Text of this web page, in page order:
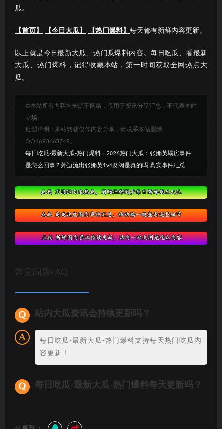
瓜。
【首页】 【今日大瓜】 【热门爆料】 每天都有新鲜内容更新。
以上就是今日最新大瓜、热门瓜爆料内容。每日吃瓜、看最新
大瓜、热门爆料，记得收藏本站，第一时间获取全网热点大
瓜。
©本站所有内容均来源于网络，仅用于资讯分享汇总，不代表本站
立场。
处理声明：本站转载仅作内容分享，请联系本站删除
QQ1693663749。
每日吃瓜-最新大瓜-热门爆料 » 2026热门大瓜：张娜英塌房事件
是怎么回事？外边流出张娜英1v4财阀是真的吗 真实事件汇总
常见问题FAQ
站内大瓜资讯会持续更新吗？
每日吃瓜-最新大瓜-热门爆料支持每天热门吃瓜内
容更新！
每日吃瓜-最新大瓜-热门爆料每天更新吗？